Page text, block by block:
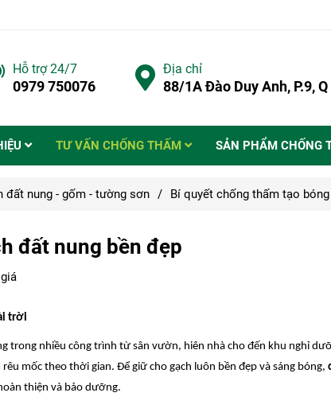
Hỗ trợ 24/7
0979 750076
Địa chỉ
88/1A Đào Duy Anh, P.9,
TƯ VẤN CHỐNG THẤM SẢN PHẨM CHỐNG
đất nung - gốm - tường sơn / Bí quyết chống thấm tạo
đất nung bền đẹp
trời
trong nhiều công trình từ sân vườn, hiên nhà cho đến khu nghỉ
mốc theo thời gian. Để giữ cho gạch luôn bền đẹp và sáng bóng,
thiện và bảo dưỡng.